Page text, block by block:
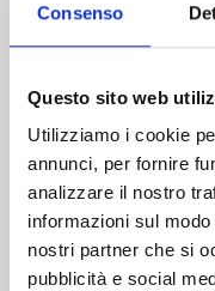
Consenso
Questo sito web
Utilizziamo i cookie
annunci, per fornire
analizzare il nostro
informazioni sul
nostri partner che si
pubblicità e social
Altri